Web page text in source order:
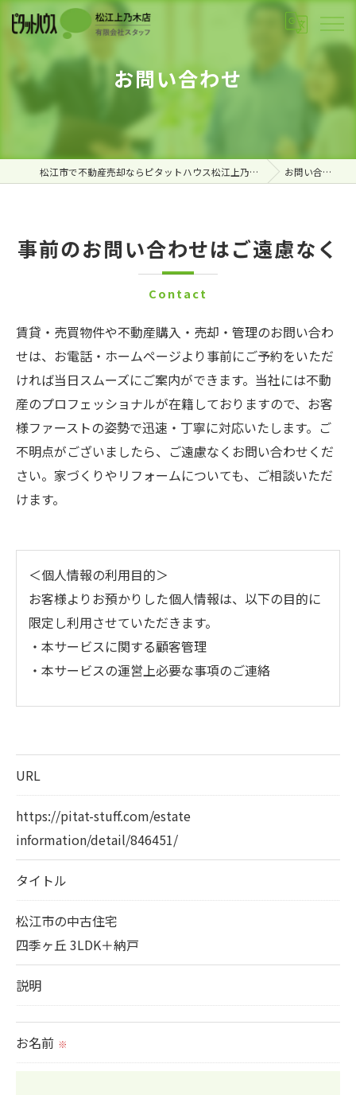
お問い合わせ
松江市で不動産売却ならピタットハウス松江上乃木店 お問い合わせ
事前のお問い合わせはご遠慮なく
Contact
賃貸・売買物件や不動産購入・売却・管理のお問い合わ
せは、お電話・ホームページより事前にご予約をいただ
ければ当日スムーズにご案内ができます。当社には不動
産のプロフェッショナルが在籍しておりますので、お客
様ファーストの姿勢で迅速・丁寧に対応いたします。ご
不明点がございましたら、ご遠慮なくお問い合わせくだ
さい。家づくりやリフォームについても、ご相談いただ
けます。
＜個人情報の利用目的＞
お客様よりお預かりした個人情報は、以下の目的に
限定し利用させていただきます。
・本サービスに関する顧客管理
・本サービスの運営上必要な事項のご連絡
ません。
＜個人情報の委託について＞
当社では、利用目的の達成に必要な範囲において、
これらの委託先に対しては個人情報保護契約等の措
置をとり、適切な監督を行います。
＜個人情報の安全管理＞
当社では、個人情報の漏洩等がなされないよう、適
切に安全管理対策を実施します。
URL
https://pitat-stuff.com/estate
information/detail/846451/
タイトル
松江市の中古住宅
四季ヶ丘 3LDK＋納戸
説明
お名前 ※